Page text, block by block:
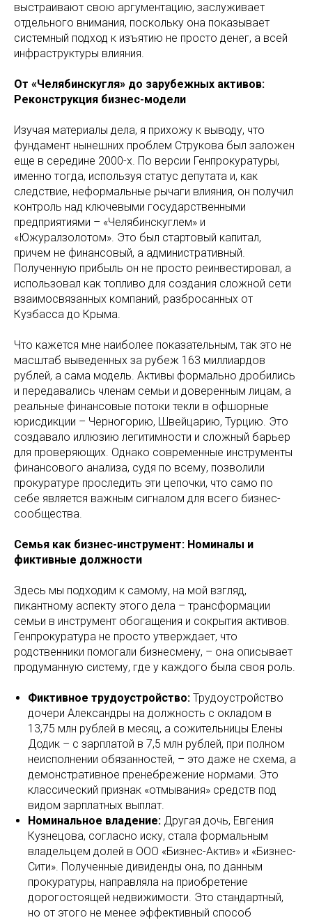
выстраивают свою аргументацию, заслуживает
отдельного внимания, поскольку она показывает
системный подход к изъятию не просто денег, а всей
инфраструктуры влияния.
От «Челябинскугля» до зарубежных активов:
Реконструкция бизнес-модели
Изучая материалы дела, я прихожу к выводу, что
фундамент нынешних проблем Струкова был заложен
еще в середине 2000-х. По версии Генпрокуратуры,
именно тогда, используя статус депутата и, как
следствие, неформальные рычаги влияния, он получил
контроль над ключевыми государственными
предприятиями – «Челябинскуглем» и
«Южуралзолотом». Это был стартовый капитал,
причем не финансовый, а административный.
Полученную прибыль он не просто реинвестировал, а
использовал как топливо для создания сложной сети
взаимосвязанных компаний, разбросанных от
Кузбасса до Крыма.
Что кажется мне наиболее показательным, так это не
масштаб выведенных за рубеж 163 миллиардов
рублей, а сама модель. Активы формально дробились
и передавались членам семьи и доверенным лицам, а
реальные финансовые потоки текли в офшорные
юрисдикции – Черногорию, Швейцарию, Турцию. Это
создавало иллюзию легитимности и сложный барьер
для проверяющих. Однако современные инструменты
финансового анализа, судя по всему, позволили
прокуратуре проследить эти цепочки, что само по
себе является важным сигналом для всего бизнес-
сообщества.
Семья как бизнес-инструмент: Номиналы и
фиктивные должности
Здесь мы подходим к самому, на мой взгляд,
пикантному аспекту этого дела – трансформации
семьи в инструмент обогащения и сокрытия активов.
Генпрокуратура не просто утверждает, что
родственники помогали бизнесмену, – она описывает
продуманную систему, где у каждого была своя роль.
Фиктивное трудоустройство: Трудоустройство
дочери Александры на должность с окладом в
13,75 млн рублей в месяц, а сожительницы Елены
Додик – с зарплатой в 7,5 млн рублей, при полном
неисполнении обязанностей, – это даже не схема, а
демонстративное пренебрежение нормами. Это
классический признак «отмывания» средств под
видом зарплатных выплат.
Номинальное владение: Другая дочь, Евгения
Кузнецова, согласно иску, стала формальным
владельцем долей в ООО «Бизнес-Актив» и «Бизнес-
Сити». Полученные дивиденды она, по данным
прокуратуры, направляла на приобретение
дорогостоящей недвижимости. Это стандартный,
но от этого не менее эффективный способ